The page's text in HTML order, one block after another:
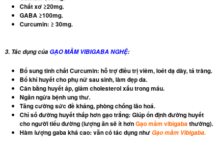
Chất xơ ≥20mg.
GABA ≥100mg.
Curcumin: ≥ 30mg.
3. Tác dụng củaGẠO MẦM VIBIGABA NGHỆ:
Bổ sung tinh chất Curcumin: hỗ trợ điều trị viêm, loét dạ dày, tá tràng.
Bổ khí huyết cho phụ nữ sau sinh, làm đẹp da.
Cân bằng huyết áp, giảm cholesterol xấu trong máu.
Ngăn ngừa bệnh ung thư.
Tăng cường sức đề kháng, phòng chống lão hoá.
Chỉ số đường huyết thấp hơn gạo trắng: Giúp ổn định đường huyết
cho người tiểu đường (lượng ăn sẽ ít hơnGạo mầm vibigabathường).
Hàm lượng gaba khá cao: vẫn có tác dụng nhưGạo mầm Vibigaba.